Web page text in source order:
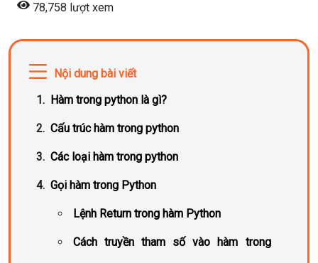
78,758 lượt xem
Nội dung bài viết
Hàm trong python là gì?
Cấu trúc hàm trong python
Các loại hàm trong python
Gọi hàm trong Python
Lệnh Return trong hàm Python
Cách truyền tham số vào hàm trong